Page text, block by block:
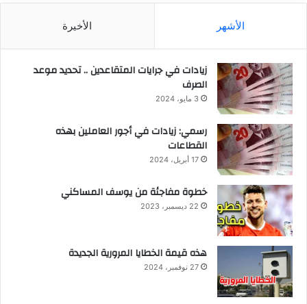
الأشهر الأخيرة
زيادات في جرايات المتقاعدين .. تحديد موعد
الصرف
3 مايو، 2024
رسمي: زيادات في أجور العاملين بهذه
القطاعات
17 أبريل، 2024
خطوة مفاجئة من يوسف المساكني
22 ديسمبر، 2023
هذه قيمة الخطايا المرورية الجديدة
27 نوفمبر، 2024